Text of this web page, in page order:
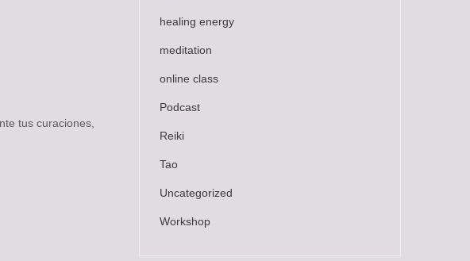
tus curaciones,
healing energy
meditation
online class
Podcast
Reiki
Tao
Uncategorized
Workshop